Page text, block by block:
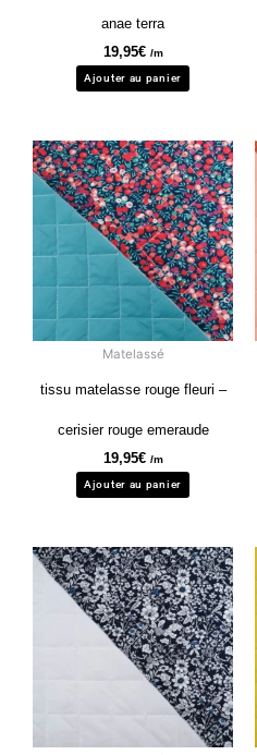
anae terra
19,95€ /m
Ajouter au panier
Matelassé
tissu matelasse rouge fleuri –
cerisier rouge emeraude
19,95€ /m
Ajouter au panier